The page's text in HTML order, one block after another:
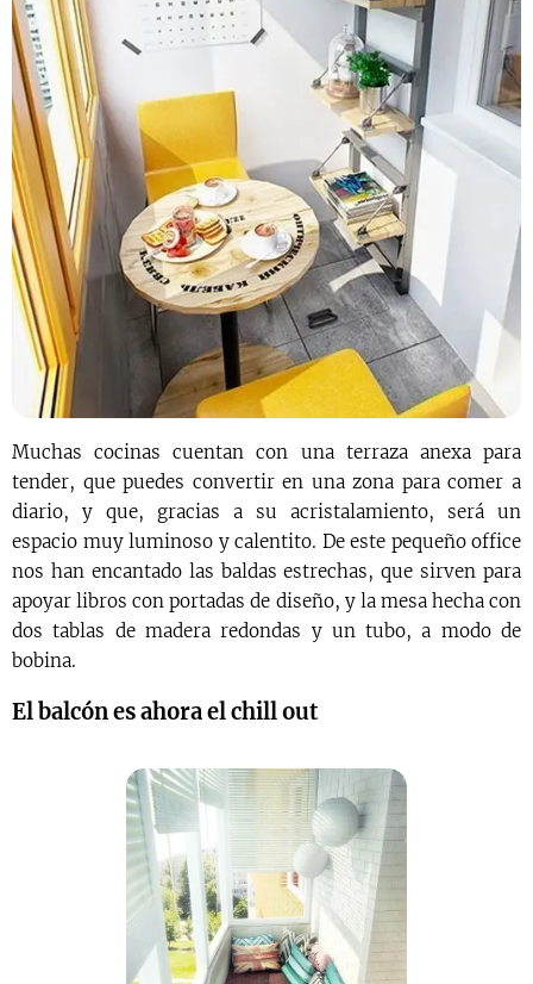
Muchas cocinas cuentan con una terraza anexa para
tender, que puedes convertir en una zona para comer a
diario, y que, gracias a su acristalamiento, será un
espacio muy luminoso y calentito. De este pequeño office
nos han encantado las baldas estrechas, que sirven para
apoyar libros con portadas de diseño, y la mesa hecha con
dos tablas de madera redondas y un tubo, a modo de
bobina.
El balcón es ahora el chill out